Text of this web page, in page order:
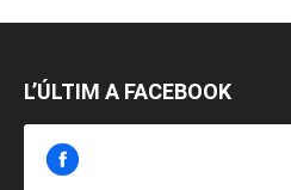
L’ÚLTIM A FACEBOOK